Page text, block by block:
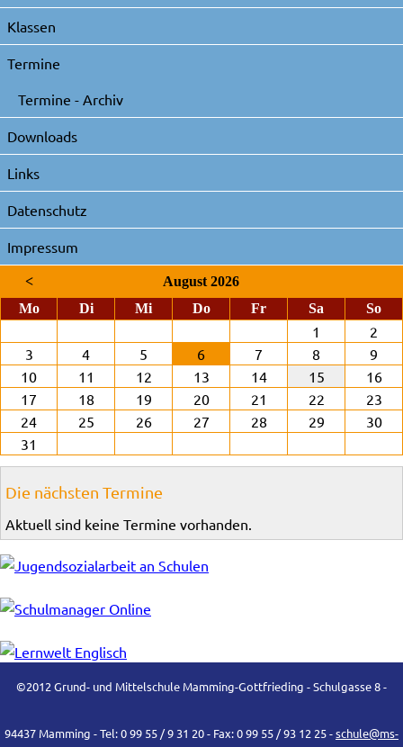
Klassen
Termine
Termine - Archiv
Downloads
Links
Datenschutz
Impressum
<
August 2026
Montag Dienstag Mittwoch Donnerstag
Freitag Sa So
1
2
3
4 5 6 7 8
9
10
11 12 13 14 15
16
17
18 19 20 21 22
23
24
25 26 27 28 29
30
31
Die nächsten Termine
Aktuell sind keine Termine vorhanden.
©2012 Grund- und Mittelschule Mamming-Gottfrieding - Schulgasse 8 -
94437 Mamming - Tel: 0 99 55 / 9 31 20 - Fax: 0 99 55 / 93 12 25 -schule@ms-